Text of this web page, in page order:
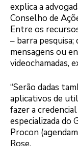
explica a
Conselho de
Entre os
– barra
mensagens ou
videochamadas,
“Serão dadas
aplicativos de
fazer a
especializada do
Procon